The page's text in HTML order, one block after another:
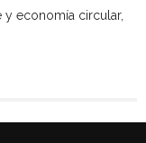
economía circular,